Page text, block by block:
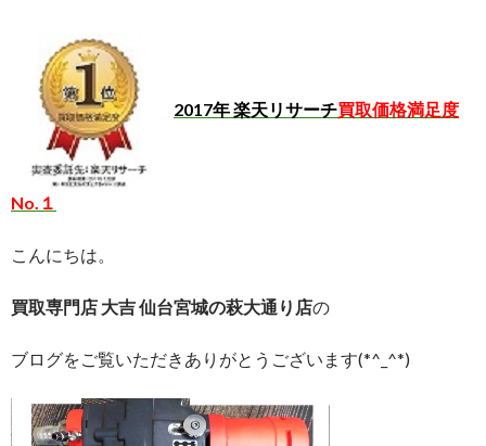
2017年 楽天リサーチ買取価格満足度
No.１
こんにちは。
買取専門店 大吉 仙台宮城の萩大通り店の
ブログをご覧いただきありがとうございます(*^_^*)